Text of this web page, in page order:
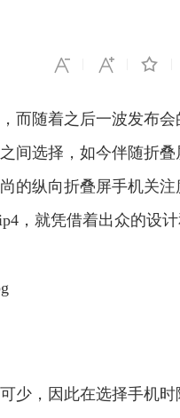
而随着之后一波发布
间选择，如今伴随折
的纵向折叠屏手机关
，就凭借着出众的设计
少，因此在选择手机时